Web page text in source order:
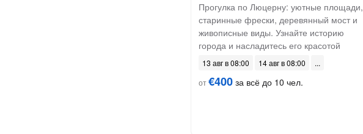
Прогулка по Люцерну: уютные площади,
старинные фрески, деревянный мост и
живописные виды. Узнайте историю
города и насладитесь его красотой
13 авг в 08:00
14 авг в 08:00
от€400 за всё до 10 чел.